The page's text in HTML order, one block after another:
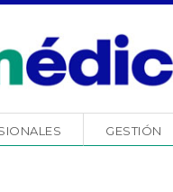
GESTIÓN